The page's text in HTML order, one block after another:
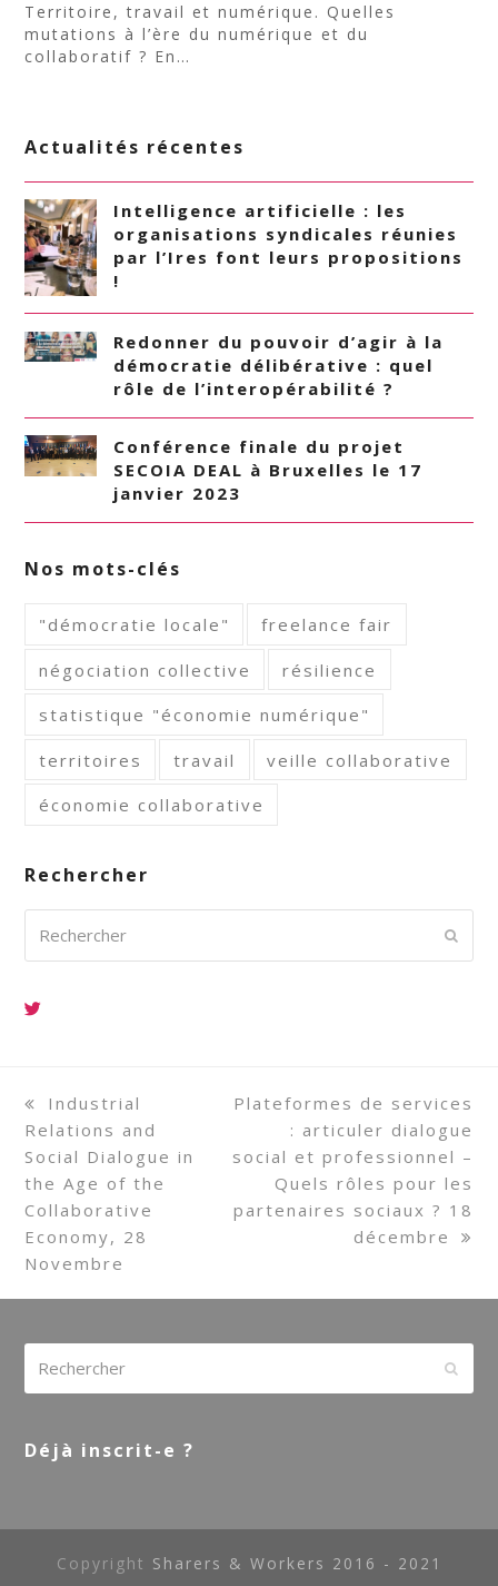
Territoire, travail et numérique. Quelles
mutations à l’ère du numérique et du
collaboratif ? En…
Actualités récentes
Intelligence artificielle : les
organisations syndicales réunies
par l’Ires font leurs propositions
!
Redonner du pouvoir d’agir à la
démocratie délibérative : quel
rôle de l’interopérabilité ?
Conférence finale du projet
SECOIA DEAL à Bruxelles le 17
janvier 2023
Nos mots-clés
"démocratie locale" freelance fair
négociation collective résilience
statistique "économie numérique"
territoires travail veille collaborative
économie collaborative
Rechercher
previous
post:
Industrial
Relations and
Social Dialogue in
the Age of the
Collaborative
Economy, 28
Novembre
next
Plateformes de services
: articuler dialogue
social et professionnel –
Quels rôles pour les
partenaires sociaux ? 18
décembre
Déjà inscrit-e ?
Copyright Sharers & Workers 2016 - 2021